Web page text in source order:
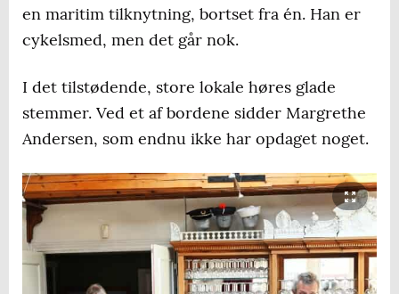
en maritim tilknytning, bortset fra én. Han er
cykelsmed, men det går nok.
I det tilstødende, store lokale høres glade
stemmer. Ved et af bordene sidder Margrethe
Andersen, som endnu ikke har opdaget noget.